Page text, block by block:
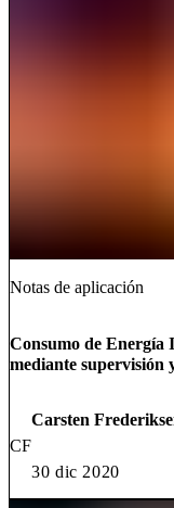
Notas de aplicación
Consumo de Energía
mediante supervisión
CF
Carsten
30 dic 2020